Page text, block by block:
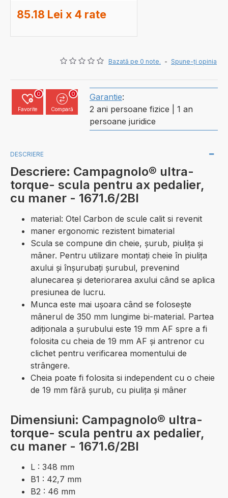
Bazată pe 0 note. - Spune-ţi opinia
85.18 Lei x 4 rate
Favorite
0
Compară
0 Garantie:
2 ani persoane fizice | 1 an
persoane juridice
DESCRIERE
Descriere: Campagnolo® ultra-
torque- scula pentru ax pedalier,
cu maner - 1671.6/2BI
material: Otel Carbon de scule calit si revenit
maner ergonomic rezistent bimaterial
Scula se compune din cheie, șurub, piulița și
mâner. Pentru utilizare montați cheie în piulița
axului și înșurubați șurubul, prevenind
alunecarea și deteriorarea axului când se aplica
presiunea de lucru.
Munca este mai ușoara când se folosește
mânerul de 350 mm lungime bi-material. Partea
adiționala a șurubului este 19 mm AF spre a fi
folosita cu cheia de 19 mm AF și antrenor cu
clichet pentru verificarea momentului de
strângere.
Cheia poate fi folosita si independent cu o cheie
de 19 mm fără șurub, cu piulița și mâner
Dimensiuni: Campagnolo® ultra-
torque- scula pentru ax pedalier,
cu maner - 1671.6/2BI
L : 348 mm
B1 : 42,7 mm
B2 : 46 mm